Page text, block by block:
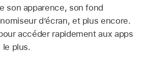
son apparence, son fond
d’écran, et plus encore.
accéder rapidement aux apps
le plus.